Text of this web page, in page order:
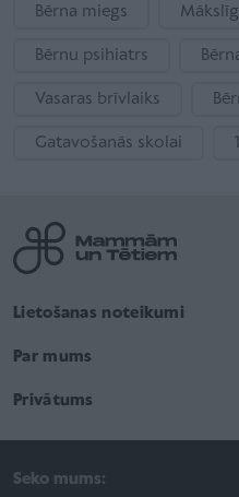
Bērna miegs
Bērnu psihiatrs
Vasaras brīvlaiks
Gatavošanās skolai
Lietošanas noteikumi
Par mums
Privātums
Seko mums: